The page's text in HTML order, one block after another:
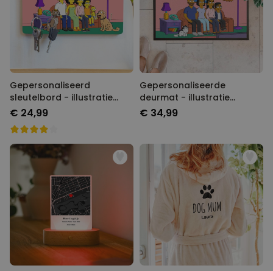
Gepersonaliseerd
sleutelbord - illustratie
cartoon familie
€ 24,99
Gepersonaliseerde
deurmat - illustratie
cartoon familie
€ 34,99